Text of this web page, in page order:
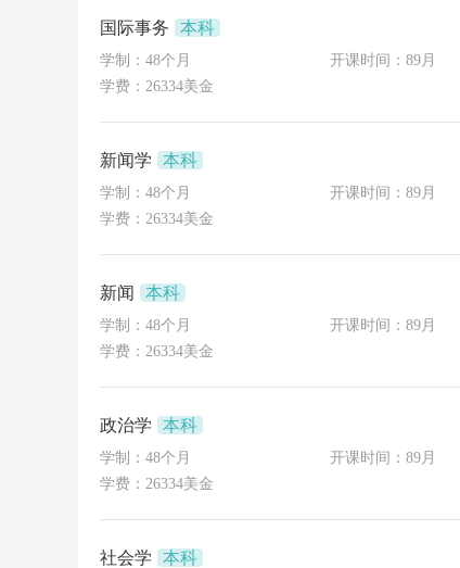
国际事务 本科
学制：48个月 开课时间：89月
学费：26334美金
新闻学 本科
学制：48个月 开课时间：89月
学费：26334美金
新闻 本科
学制：48个月 开课时间：89月
学费：26334美金
政治学 本科
学制：48个月 开课时间：89月
学费：26334美金
社会学 本科